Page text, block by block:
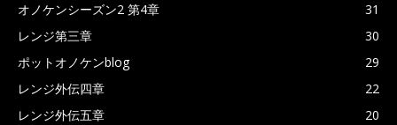
オノケンシーズン2 第4章
31
レンジ第三章
30
ポットオノケンblog
29
レンジ外伝四章
22
レンジ外伝五章
20